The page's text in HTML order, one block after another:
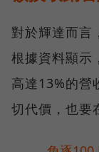
對於輝達而言
根據資料顯示
高達13%的營
切代價，也要